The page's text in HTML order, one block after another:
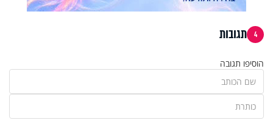
4 תגובות
הוסיפו תגובה